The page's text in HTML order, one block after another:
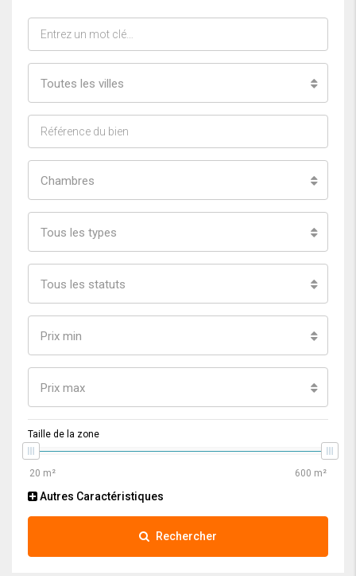
Toutes les villes
Chambres
Tous les types
Tous les statuts
Prix min
Prix max
Taille de la zone
Autres Caractéristiques
Rechercher